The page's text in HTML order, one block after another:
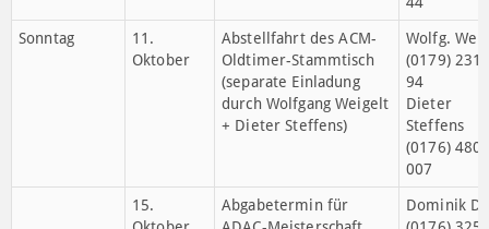
„Vom Rebenmeer zum
Wattenmeer“ /
Pellworm
101
M. Schwaab
(0176) 204
724
15. SY- und Clubsport-
Slalom | Neuer
Ausschuss
„Jugend &
Sport“
Jochen
Rheinwalt
(0174) 854